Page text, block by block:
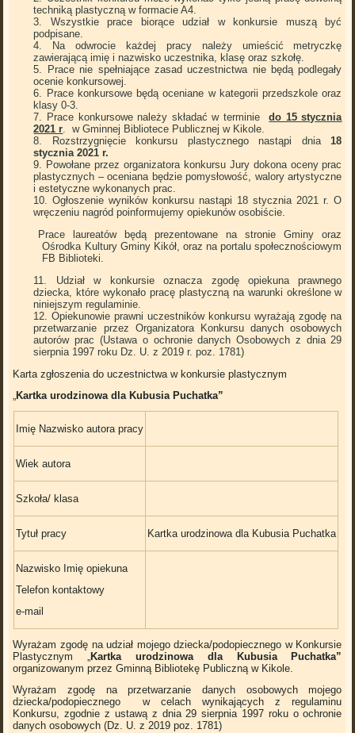
techniką plastyczną w formacie A4.
Wszystkie prace biorące udział w konkursie muszą być
podpisane.
Na odwrocie każdej pracy należy umieścić metryczkę
zawierającą imię i nazwisko uczestnika, klasę oraz szkołę.
Prace nie spełniające zasad uczestnictwa nie będą podlegały
ocenie konkursowej.
Prace konkursowe będą oceniane w kategorii przedszkole oraz
klasy 0-3.
Prace konkursowe należy składać w terminiedo 15 stycznia
2021 r. w Gminnej Bibliotece Publicznej w Kikole.
Rozstrzygnięcie konkursu plastycznego nastąpi dnia18
stycznia 2021 r.
Powołane przez organizatora konkursu Jury dokona oceny prac
plastycznych – oceniana będzie pomysłowość, walory artystyczne
i estetyczne wykonanych prac.
Ogłoszenie wyników konkursu nastąpi 18 stycznia 2021 r. O
wręczeniu nagród poinformujemy opiekunów osobiście.
Prace laureatów będą prezentowane na stronie Gminy oraz
Ośrodka Kultury Gminy Kikół, oraz na portalu społecznościowym
FB Biblioteki.
Udział w konkursie oznacza zgodę opiekuna prawnego
dziecka, które wykonało pracę plastyczną na warunki określone w
niniejszym regulaminie.
Opiekunowie prawni uczestników konkursu wyrażają zgodę na
przetwarzanie przez Organizatora Konkursu danych osobowych
autorów prac (Ustawa o ochronie danych Osobowych z dnia 29
sierpnia 1997 roku Dz. U. z 2019 r. poz. 1781)
Karta zgłoszenia do uczestnictwa w konkursie plastycznym
„Kartka urodzinowa dla Kubusia Puchatka”
Imię Nazwisko autora pracy
Wiek autora
Szkoła/ klasa
Tytuł pracy Kartka urodzinowa dla Kubusia Puchatka
Nazwisko Imię opiekuna
Telefon kontaktowy
e-mail
Wyrażam zgodę na udział mojego dziecka/podopiecznego w Konkursie
Plastycznym „Kartka urodzinowa dla Kubusia Puchatka”
organizowanym przez Gminną Bibliotekę Publiczną w Kikole.
Wyrażam zgodę na przetwarzanie danych osobowych mojego
dziecka/podopiecznego w celach wynikających z regulaminu
Konkursu, zgodnie z ustawą z dnia 29 sierpnia 1997 roku o ochronie
danych osobowych (Dz. U. z 2019 poz. 1781)